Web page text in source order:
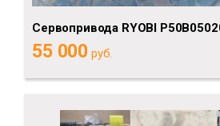
Сервопривода RYOBI
55 000 руб.